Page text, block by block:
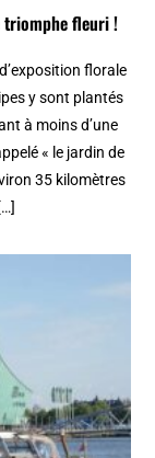
triomphe fleuri !
florale
y sont plantés
à moins d’une
« le jardin de
35 kilomètres